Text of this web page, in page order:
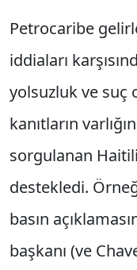
Petrocaribe
iddiaları
yolsuzluk ve suç
kanıtların
sorgulanan
destekledi.
basın
başkanı (ve